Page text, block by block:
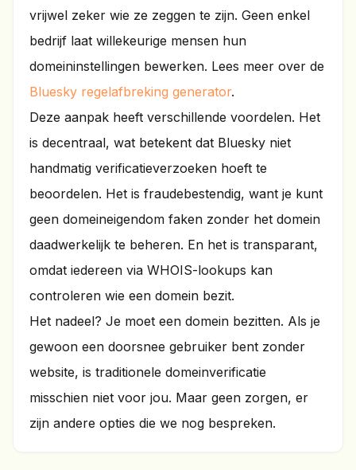
vrijwel zeker wie ze zeggen te zijn. Geen enkel
bedrijf laat willekeurige mensen hun
domeininstellingen bewerken. Lees meer over de
Bluesky regelafbreking generator.
Deze aanpak heeft verschillende voordelen. Het
is decentraal, wat betekent dat Bluesky niet
handmatig verificatieverzoeken hoeft te
beoordelen. Het is fraudebestendig, want je kunt
geen domeineigendom faken zonder het domein
daadwerkelijk te beheren. En het is transparant,
omdat iedereen via WHOIS-lookups kan
controleren wie een domein bezit.
Het nadeel? Je moet een domein bezitten. Als je
gewoon een doorsnee gebruiker bent zonder
website, is traditionele domeinverificatie
misschien niet voor jou. Maar geen zorgen, er
zijn andere opties die we nog bespreken.